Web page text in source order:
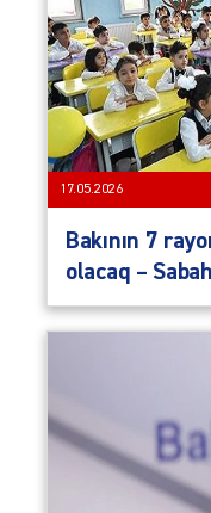
17.05.2026
Bakının 7
olacaq –